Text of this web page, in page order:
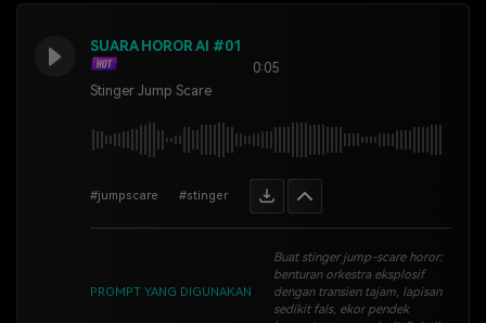
SUARA HOROR AI #01
Stinger Jump Scare
0:05
#jumpscare #stinger
PROMPT YANG DIGUNAKAN
Buat stinger jump-scare horor:
benturan orkestra eksplosif
dengan transien tajam, lapisan
sedikit fals, ekor pendek